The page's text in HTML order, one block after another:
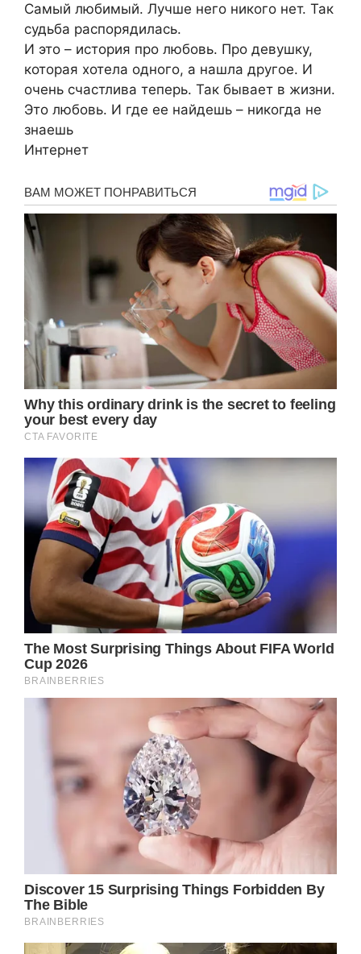
Самый любимый. Лучше него никого нет. Так
судьба распорядилась.
И это – история про любовь. Про девушку,
которая хотела одного, а нашла другое. И
очень счастлива теперь. Так бывает в жизни.
Это любовь. И где ее найдешь – никогда не
знаешь
Интернет